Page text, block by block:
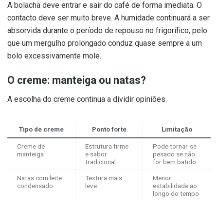
A bolacha deve entrar e sair do café de forma imediata. O
contacto deve ser muito breve. A humidade continuará a ser
absorvida durante o período de repouso no frigorífico, pelo
que um mergulho prolongado conduz quase sempre a um
bolo excessivamente mole.
O creme: manteiga ou natas?
A escolha do creme continua a dividir opiniões.
Tipo de creme Ponto forte Limitação
Creme de
manteiga
Estrutura firme
e sabor
tradicional
Pode tornar-se
pesado se não
for bem batido
Natas com leite
condensado
Textura mais
leve
Menor
estabilidade ao
longo do tempo